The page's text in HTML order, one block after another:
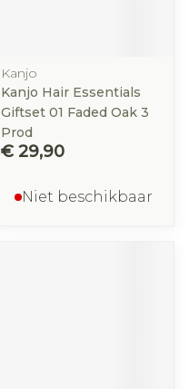
Kanjo
Kanjo Hair Essentials
Giftset 01 Faded Oak 3
Prod
€ 29,90
Niet beschikbaar